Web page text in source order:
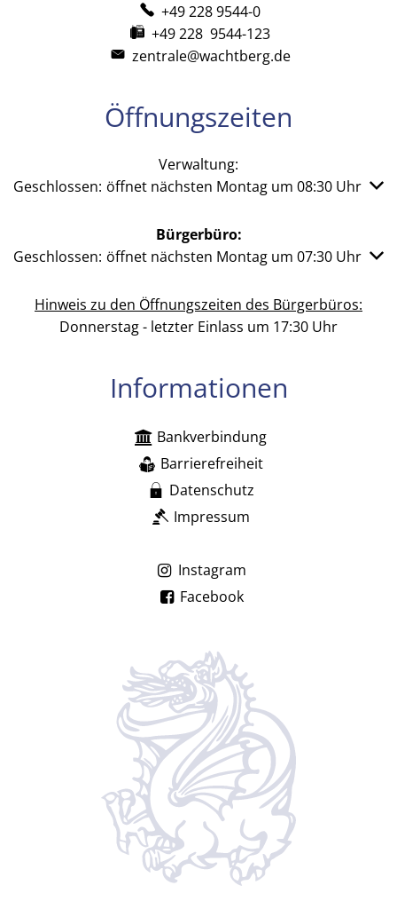
+49 228 9544-0
+49 228 9544-123
zentrale@wachtberg.de
Öffnungszeiten
Verwaltung:
Klicken, um weitere Öffnungs- oder Schließzeiten
Geschlossen: öffnet nächsten Montag um 08:30 Uhr
Bürgerbüro:
Klicken, um weitere Öffnungs- oder Schließzeiten
Geschlossen: öffnet nächsten Montag um 07:30 Uhr
Hinweis zu den Öffnungszeiten des Bürgerbüros:
Donnerstag - letzter Einlass um 17:30 Uhr
Informationen
Bankverbindung
Barrierefreiheit
Datenschutz
Impressum
Instagram
Facebook